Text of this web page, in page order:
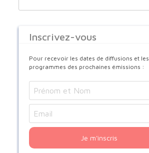
Inscrivez-vous
Pour recevoir les dates de diffusions et les
programmes des prochaines émissions :
Je m'inscris